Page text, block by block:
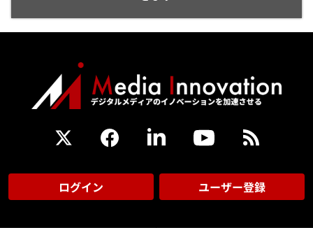
ログイン ユーザー登録